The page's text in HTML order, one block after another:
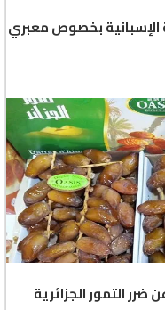
بخصوص معبري
التمور الجزائرية